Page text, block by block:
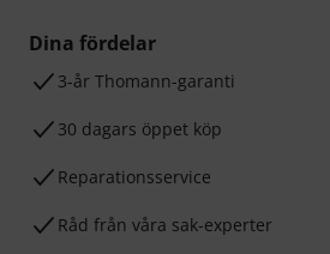
Dina fördelar
3-år Thomann-garanti
30 dagars öppet köp
Reparationsservice
Råd från våra sak-experter